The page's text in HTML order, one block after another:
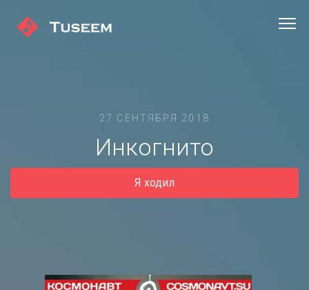
27 СЕНТЯБРЯ 2018
Инкогнито
Я ходил